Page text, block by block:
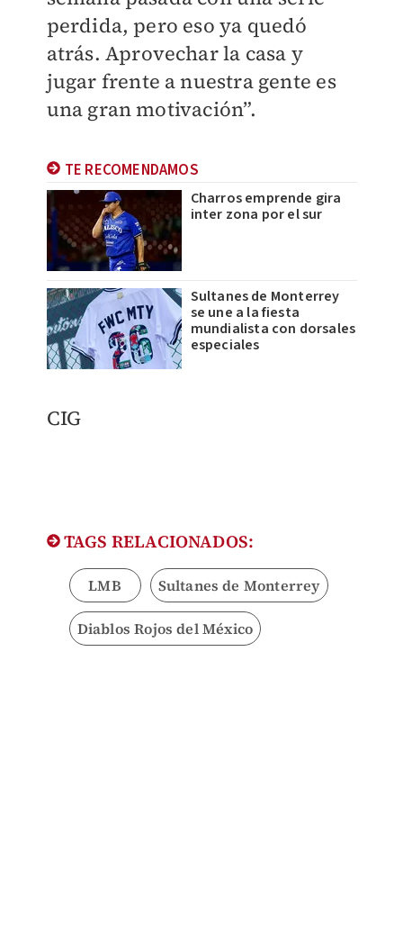
perdida, pero eso ya quedó
atrás. Aprovechar la casa y
jugar frente a nuestra gente es
una gran motivación”.
TE RECOMENDAMOS
Charros emprende gira
inter zona por el sur
Sultanes de Monterrey
se une a la fiesta
mundialista con dorsales
especiales
CIG
TAGS RELACIONADOS:
LMB Sultanes de Monterrey
Diablos Rojos del México